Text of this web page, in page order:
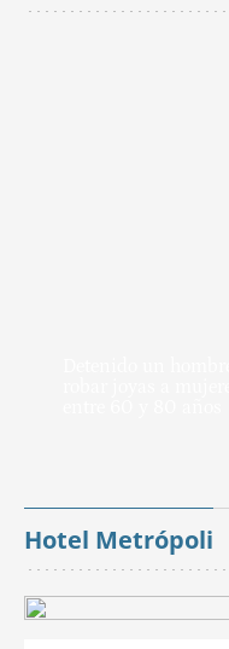
Hotel Metrópoli